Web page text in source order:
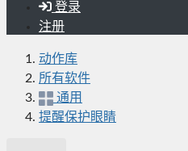
登录
注册
动作库
所有软件
通用
提醒保护眼睛